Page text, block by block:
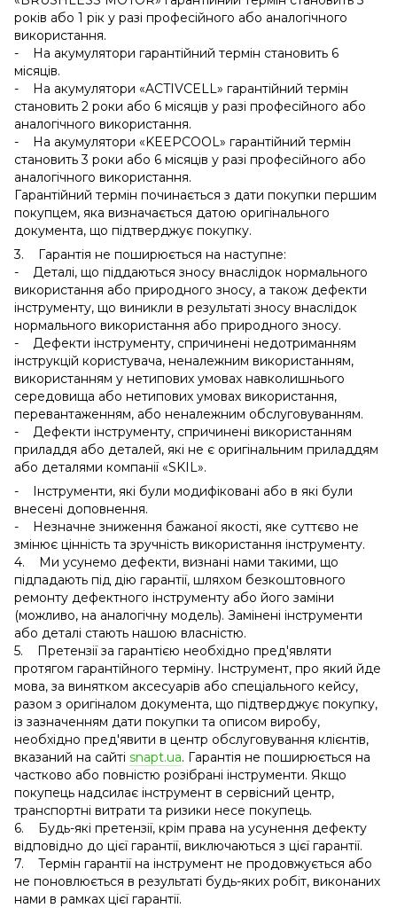
років або 1 рік у разі професійного або аналогічного
використання.
- На акумулятори гарантійний термін становить 6
місяців.
- На акумулятори «ACTIVCELL» гарантійний термін
становить 2 роки або 6 місяців у разі професійного або
аналогічного використання.
- На акумулятори «KEEPCOOL» гарантійний термін
становить 3 роки або 6 місяців у разі професійного або
аналогічного використання.
Гарантійний термін починається з дати покупки першим
покупцем, яка визначається датою оригінального
документа, що підтверджує покупку.
3. Гарантія не поширюється на наступне:
- Деталі, що піддаються зносу внаслідок нормального
використання або природного зносу, а також дефекти
інструменту, що виникли в результаті зносу внаслідок
нормального використання або природного зносу.
- Дефекти інструменту, спричинені недотриманням
інструкцій користувача, неналежним використанням,
використанням у нетипових умовах навколишнього
середовища або нетипових умовах використання,
перевантаженням, або неналежним обслуговуванням.
- Дефекти інструменту, спричинені використанням
приладдя або деталей, які не є оригінальним приладдям
або деталями компанії «SKIL».
- Інструменти, які були модифіковані або в які були
внесені доповнення.
- Незначне зниження бажаної якості, яке суттєво не
змінює цінність та зручність використання інструменту.
4. Ми усунемо дефекти, визнані нами такими, що
підпадають під дію гарантії, шляхом безкоштовного
ремонту дефектного інструменту або його заміни
(можливо, на аналогічну модель). Замінені інструменти
або деталі стають нашою власністю.
5. Претензії за гарантією необхідно пред'являти
протягом гарантійного терміну. Інструмент, про який йде
мова, за винятком аксесуарів або спеціального кейсу,
разом з оригіналом документа, що підтверджує покупку,
із зазначенням дати покупки та описом виробу,
необхідно пред'явити в центр обслуговування клієнтів,
вказаний на сайті snapt.ua. Гарантія не поширюється на
частково або повністю розібрані інструменти. Якщо
покупець надсилає інструмент в сервісний центр,
транспортні витрати та ризики несе покупець.
6. Будь-які претензії, крім права на усунення дефекту
відповідно до цієї гарантії, виключаються з цієї гарантії.
7. Термін гарантії на інструмент не продовжується або
не поновлюється в результаті будь-яких робіт, виконаних
нами в рамках цієї гарантії.